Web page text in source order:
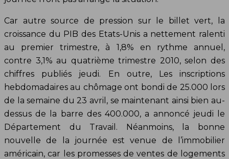
Car autre source de pression sur le billet vert, la
croissance du PIB des Etats-Unis a nettement ralenti
au premier trimestre, à 1,8% en rythme annuel,
contre 3,1% au quatrième trimestre 2010, selon des
chiffres publiés jeudi. En outre, Les inscriptions
hebdomadaires au chômage ont bondi de 25.000 lors
de la semaine du 23 avril, se maintenant ainsi bien au-
dessus de la barre des 400.000, a annoncé jeudi le
Département du Travail. Néanmoins, la bonne
nouvelle de la journée est venue de l’immobilier
américain, car les promesses de ventes de logements